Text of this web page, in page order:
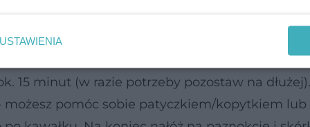
ponieważ możesz uszkodzić w ten
15 minut (w razie potrzeby pozostaw na
pomóc sobie patyczkiem/kopytkiem lub
USTAWIENIA